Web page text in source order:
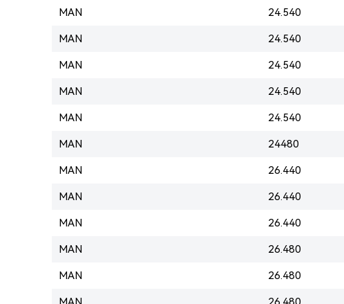
MAN 24.540
MAN 24.540
MAN 24.540
MAN 24.540
MAN 24.540
MAN 24480
MAN 26.440
MAN 26.440
MAN 26.440
MAN 26.480
MAN 26.480